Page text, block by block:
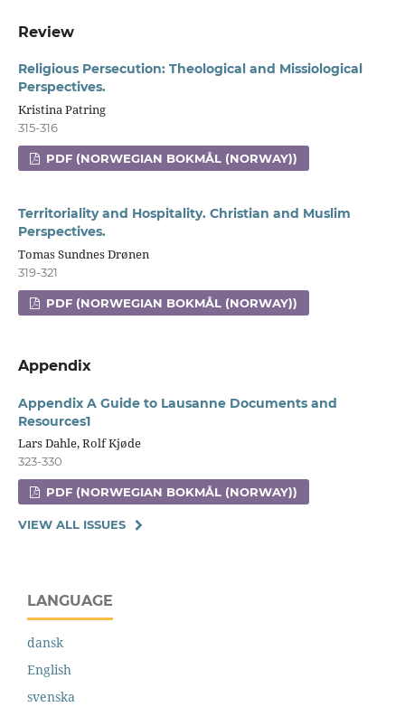
Review
Religious Persecution: Theological and Missiological
Perspectives.
Kristina Patring
315-316
PDF (NORWEGIAN BOKMÅL (NORWAY))
Territoriality and Hospitality. Christian and Muslim
Perspectives.
Tomas Sundnes Drønen
319-321
PDF (NORWEGIAN BOKMÅL (NORWAY))
Appendix
Appendix A Guide to Lausanne Documents and
Resources1
Lars Dahle, Rolf Kjøde
323-330
PDF (NORWEGIAN BOKMÅL (NORWAY))
VIEW ALL ISSUES
LANGUAGE
dansk
English
svenska